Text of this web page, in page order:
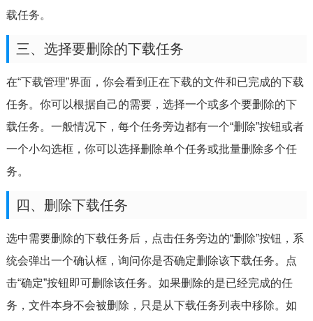
载任务。
三、选择要删除的下载任务
在“下载管理”界面，你会看到正在下载的文件和已完成的下载
任务。你可以根据自己的需要，选择一个或多个要删除的下
载任务。一般情况下，每个任务旁边都有一个“删除”按钮或者
一个小勾选框，你可以选择删除单个任务或批量删除多个任
务。
四、删除下载任务
选中需要删除的下载任务后，点击任务旁边的“删除”按钮，系
统会弹出一个确认框，询问你是否确定删除该下载任务。点
击“确定”按钮即可删除该任务。如果删除的是已经完成的任
务，文件本身不会被删除，只是从下载任务列表中移除。如